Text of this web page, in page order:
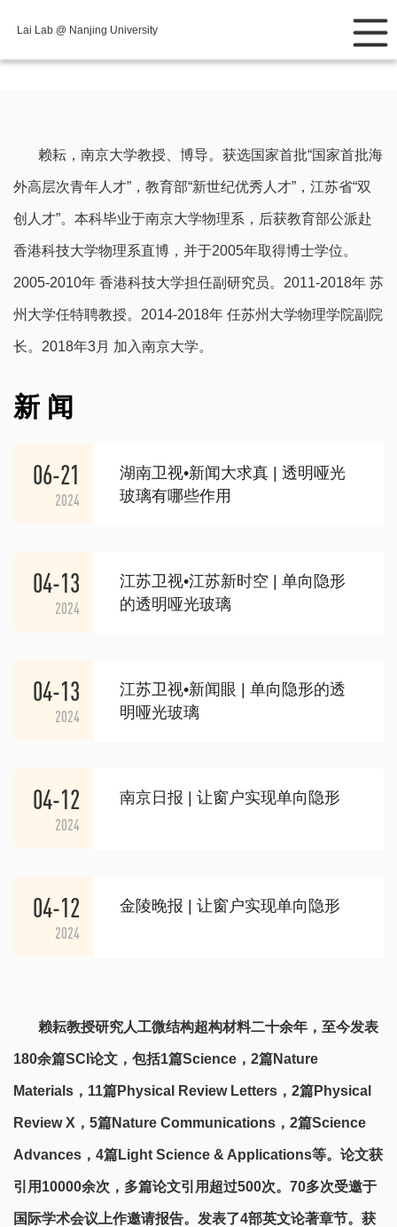
Lai Lab @ Nanjing University
赖耘，南京大学教授、博导。获选国家首批“国家首批海
外高层次青年人才”，教育部“新世纪优秀人才”，江苏省“双
创人才”。本科毕业于南京大学物理系，后获教育部公派赴
香港科技大学物理系直博，并于2005年取得博士学位。
2005-2010年 香港科技大学担任副研究员。2011-2018年 苏
州大学任特聘教授。2014-2018年 任苏州大学物理学院副院
长。2018年3月 加入南京大学。
新 闻
06-21
2024
湖南卫视•新闻大求真 | 透明哑光
玻璃有哪些作用
04-13
2024
江苏卫视•江苏新时空 | 单向隐形
的透明哑光玻璃
04-13
2024
江苏卫视•新闻眼 | 单向隐形的透
明哑光玻璃
04-12
2024
南京日报 | 让窗户实现单向隐形
04-12
2024
金陵晚报 | 让窗户实现单向隐形
赖耘教授研究人工微结构超构材料二十余年，至今发表
180余篇SCI论文，包括1篇Science，2篇Nature
Materials，11篇Physical Review Letters，2篇Physical
Review X，5篇Nature Communications，2篇Science
Advances，4篇Light Science & Applications等。论文获
引用10000余次，多篇论文引用超过500次。 70多次受邀于
国际学术会议上作邀请报告。发表了4部英文论著章节。获